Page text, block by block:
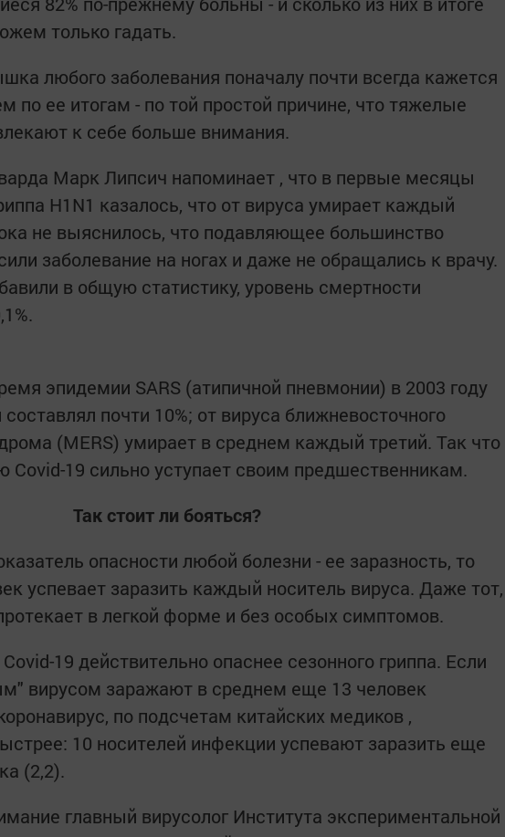
только гадать.
любого заболевания поначалу почти всегда кажется
по ее итогам - по той простой причине, что тяжелые
к себе больше внимания.
Марк Липсич напоминает , что в первые месяцы
H1N1 казалось, что от вируса умирает каждый
не выяснилось, что подавляющее большинство
заболевание на ногах и даже не обращались к врачу.
в общую статистику, уровень смертности
эпидемии SARS (атипичной пневмонии) в 2003 году
почти 10%; от вируса ближневосточного
(MERS) умирает в среднем каждый третий. Так что
Covid-19 сильно уступает своим предшественникам.
Так стоит ли бояться?
опасности любой болезни - ее заразность, то
успевает заразить каждый носитель вируса. Даже тот,
в легкой форме и без особых симптомов.
19 действительно опаснее сезонного гриппа. Если
вирусом заражают в среднем еще 13 человек
по подсчетам китайских медиков ,
10 носителей инфекции успевают заразить еще
(2,2).
главный вирусолог Института экспериментальной